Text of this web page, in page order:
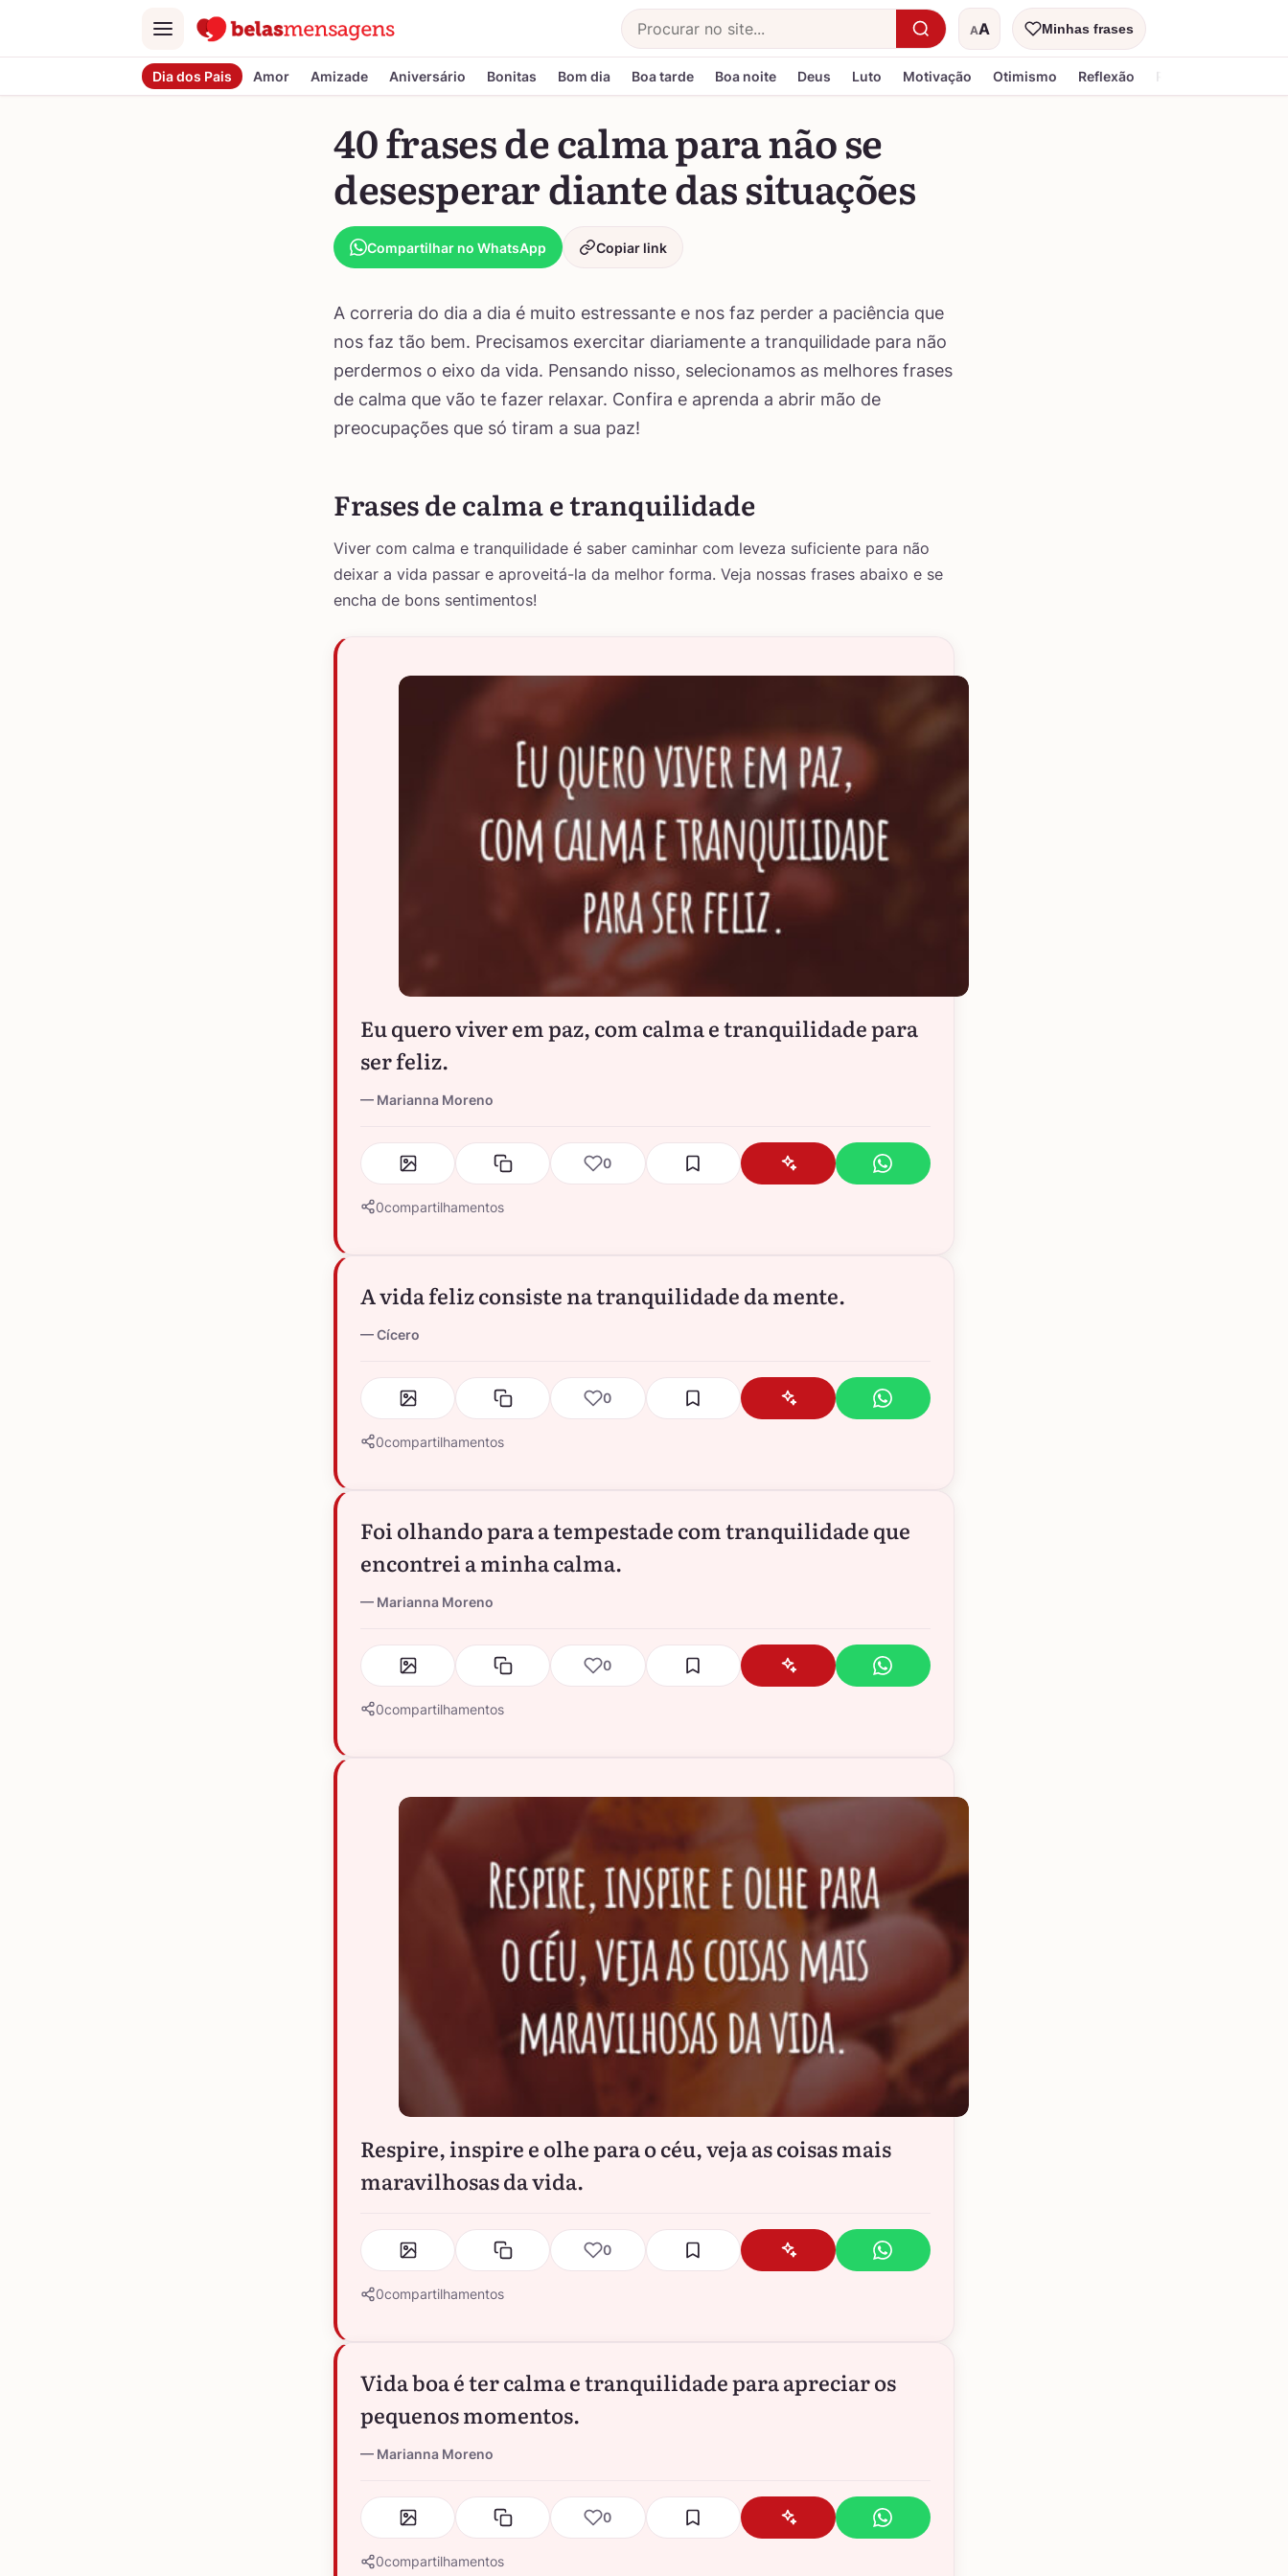
Menu
Buscar AA
Tamanho do textoMinhas frases
Dia dos Pais Amor Amizade Aniversário Bonitas Bom dia Boa tarde Boa noite Deus Luto Motivação Otimismo Reflexão Religiosa
40 frases de calma para não se
desesperar diante das situações
Compartilhar no WhatsApp Copiar link
A correria do dia a dia é muito estressante e nos faz perder a paciência que
nos faz tão bem. Precisamos exercitar diariamente a tranquilidade para não
perdermos o eixo da vida. Pensando nisso, selecionamos as melhores frases
de calma que vão te fazer relaxar. Confira e aprenda a abrir mão de
preocupações que só tiram a sua paz!
Frases de calma e tranquilidade
Viver com calma e tranquilidade é saber caminhar com leveza suficiente para não
deixar a vida passar e aproveitá-la da melhor forma. Veja nossas frases abaixo e se
encha de bons sentimentos!
Eu quero viver em paz, com calma e tranquilidade para
ser feliz.
Marianna Moreno
0
0compartilhamentos
A vida feliz consiste na tranquilidade da mente.
Cícero
0
0compartilhamentos
Foi olhando para a tempestade com tranquilidade que
encontrei a minha calma.
Marianna Moreno
0
0compartilhamentos
Respire, inspire e olhe para o céu, veja as coisas mais
maravilhosas da vida.
0
0compartilhamentos
Vida boa é ter calma e tranquilidade para apreciar os
pequenos momentos.
Marianna Moreno
0
0compartilhamentos